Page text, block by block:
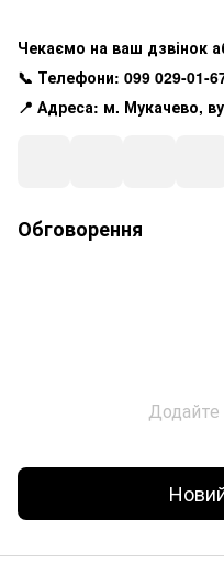
Чекаємо на ваш дзвінок
📞 Телефони: 099 029-01-
📍 Адреса: м. Мукачево,
Обговорення
Додайте